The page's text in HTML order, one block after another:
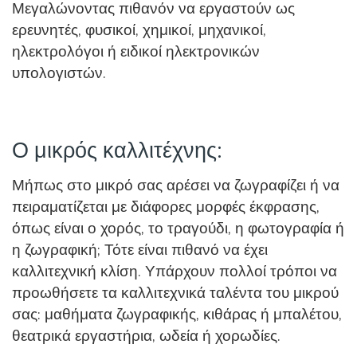
Μεγαλώνοντας πιθανόν να εργαστούν ως
ερευνητές, φυσικοί, χημικοί, μηχανικοί,
ηλεκτρολόγοι ή ειδικοί ηλεκτρονικών
υπολογιστών.
Ο μικρός καλλιτέχνης:
Μήπως στο μικρό σας αρέσει να ζωγραφίζει ή να
πειραματίζεται με διάφορες μορφές έκφρασης,
όπως είναι ο χορός, το τραγούδι, η φωτογραφία ή
η ζωγραφική; Τότε είναι πιθανό να έχει
καλλιτεχνική κλίση. Υπάρχουν πολλοί τρόποι να
προωθήσετε τα καλλιτεχνικά ταλέντα του μικρού
σας: μαθήματα ζωγραφικής, κιθάρας ή μπαλέτου,
θεατρικά εργαστήρια, ωδεία ή χορωδίες.